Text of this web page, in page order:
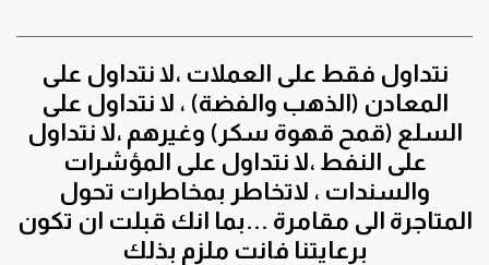
نتداول فقط على العملات ،لا نتداول على
المعادن (الذهب والفضة) ، لا نتداول على
السلع (قمح قهوة سكر) وغيرهم ،لا نتداول
على النفط ،لا نتداول على المؤشرات
والسندات ، لاتخاطر بمخاطرات تحول
المتاجرة الى مقامرة ...بما انك قبلت ان تكون
برعايتنا فانت ملزم بذلك